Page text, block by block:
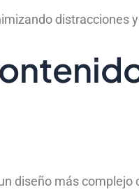
distracciones
diseño más